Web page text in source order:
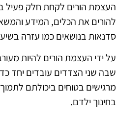
העצמת הורים לקחת חלק פעיל
להורים את הכלים, המידע
סדנאות בנושאים כמו עזרה
על ידי העצמת הורים להיות
שבה שני הצדדים עובדים יחד
מרגישים בטוחים ביכולתם
בחינוך ילדם.